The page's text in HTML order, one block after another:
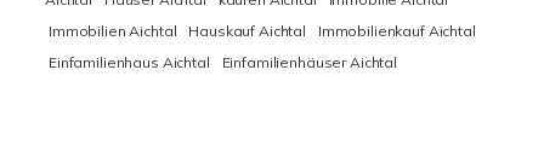
Immobilien Aichtal
Hauskauf Aichtal
Immobilienkauf Aichtal
Einfamilienhaus Aichtal
Einfamilienhäuser Aichtal